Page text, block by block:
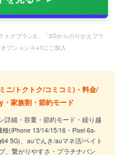
トクプラン2」「3Gからのりかえプラ
プションⅡ※1にご加入
ニ/トクトク/コミコミ)・料金/
家族割・節約モード
詳細・容量・節約モード・繰り越
(iPhone 13/14/15/16・Pixel 6a-
5G)、auでんき/auマネ活/ペイト
、繋がりやすさ・プラチナバン